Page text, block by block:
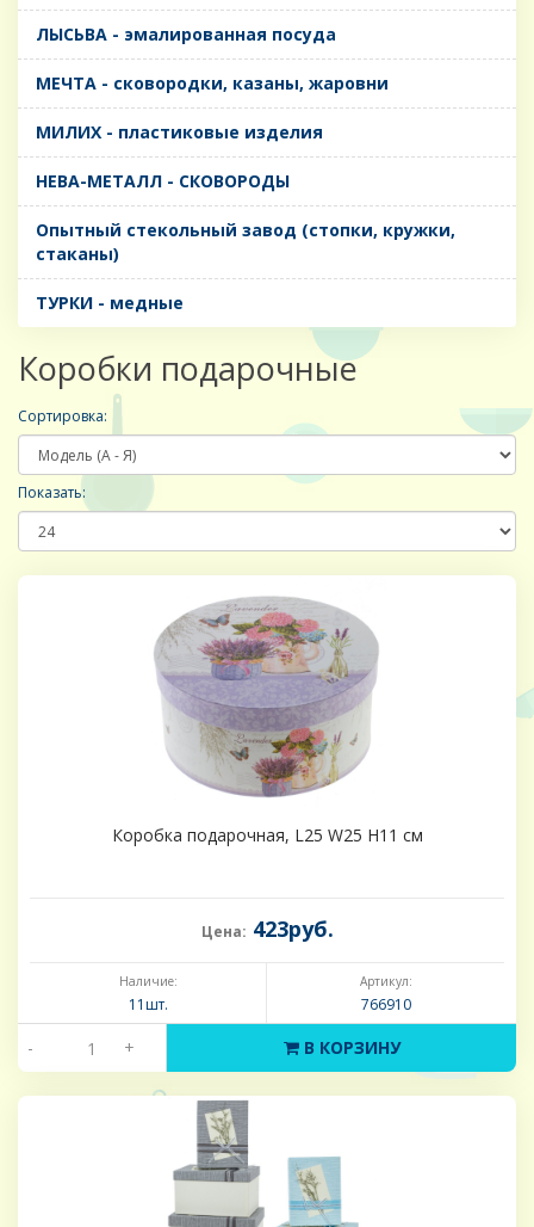
ЛЫСЬВА - эмалированная посуда
МЕЧТА - сковородки, казаны, жаровни
МИЛИХ - пластиковые изделия
НЕВА-МЕТАЛЛ - СКОВОРОДЫ
Опытный стекольный завод (стопки, кружки,
стаканы)
ТУРКИ - медные
Коробки подарочные
Сортировка:
Показать:
Коробка подарочная, L25 W25 H11 см
Цена: 423руб.
Наличие:
11шт.
Артикул:
766910
- + В КОРЗИНУ